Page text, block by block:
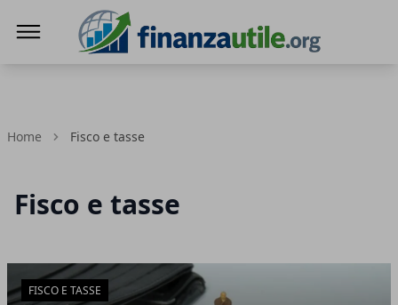
Home Fisco e tasse
Fisco e tasse
Articoli in Evidenza
FISCO E TASSE